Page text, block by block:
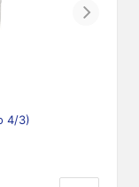
Next
4/3)